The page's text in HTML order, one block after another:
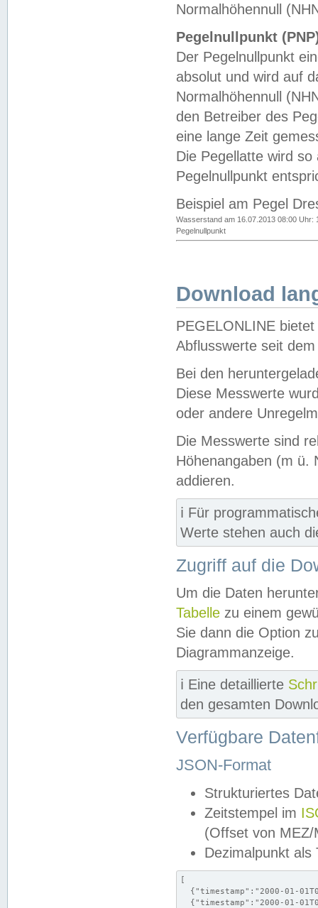
Normalhöhennull
Pegelnullpunkt
Der Pegelnullpunkt
absolut und wird auf
Normalhöhennull
den Betreiber des
eine lange Zeit
Die Pegellatte wird
Pegelnullpunkt
Beispiel am Pegel
Wasserstand am 16.07.2013 08:00 Uhr:
Pegelnullpunkt
Download
PEGELONLINE
Abflusswerte seit
Bei den
Diese Messwerte
oder andere
Die Messwerte sind
Höhenangaben (m ü.
addieren.
ℹ️ Für
Werte stehen auch
Zugriff auf die
Um die Daten
Tabelle zu einem
Sie dann die Option
Diagrammanzeige.
ℹ️ Eine detaillierte
den gesamten
Verfügbare
JSON-Format
Strukturiertes
Zeitstempel im
(Offset von MEZ/
Dezimalpunkt als
[
{"timestamp":"2000-01-
{"timestamp":"2000-01-